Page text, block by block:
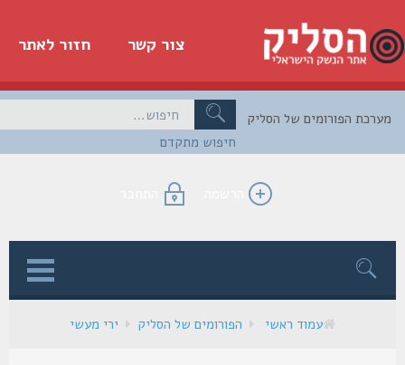
חזור לאתר צור קשר
חיפוש מתקדם
הפורומים של הסליק
הרשמה התחבר
עמוד ראשי הפורומים של הסליק ירי מעשי